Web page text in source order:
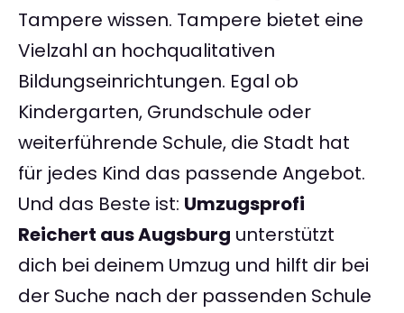
Tampere wissen. Tampere bietet eine
Vielzahl an hochqualitativen
Bildungseinrichtungen. Egal ob
Kindergarten, Grundschule oder
weiterführende Schule, die Stadt hat
für jedes Kind das passende Angebot.
Und das Beste ist: Umzugsprofi
Reichert aus Augsburg unterstützt
dich bei deinem Umzug und hilft dir bei
der Suche nach der passenden Schule